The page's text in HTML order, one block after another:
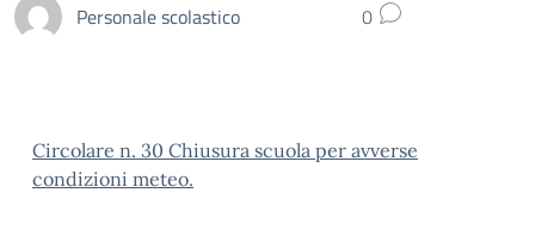
Personale scolastico 0
Circolare n. 30 Chiusura scuola per avverse
condizioni meteo.